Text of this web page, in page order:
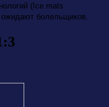
(Ice mats
болельщиков.